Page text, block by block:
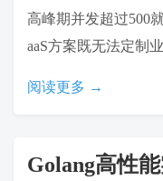
高峰期并发超过500
aaS方案既无法定制
阅读更多 →
Golang高性